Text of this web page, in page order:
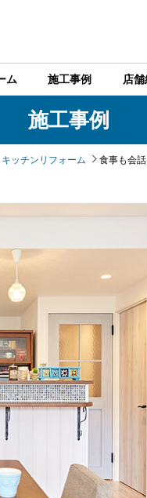
ム 施工事例 店
施工事例
キッチンリフォーム 食事も会